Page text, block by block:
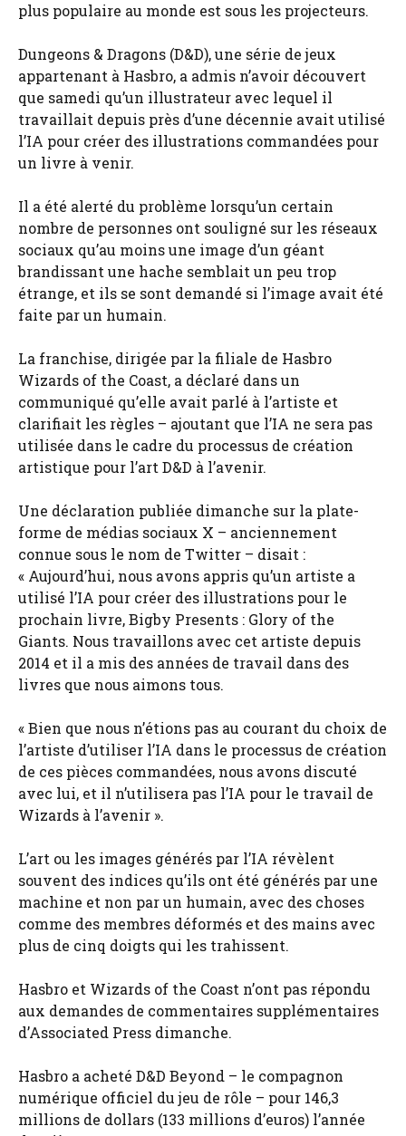
plus populaire au monde est sous les projecteurs.
Dungeons & Dragons (D&D), une série de jeux
appartenant à Hasbro, a admis n’avoir découvert
que samedi qu’un illustrateur avec lequel il
travaillait depuis près d’une décennie avait utilisé
l’IA pour créer des illustrations commandées pour
un livre à venir.
Il a été alerté du problème lorsqu’un certain
nombre de personnes ont souligné sur les réseaux
sociaux qu’au moins une image d’un géant
brandissant une hache semblait un peu trop
étrange, et ils se sont demandé si l’image avait été
faite par un humain.
La franchise, dirigée par la filiale de Hasbro
Wizards of the Coast, a déclaré dans un
communiqué qu’elle avait parlé à l’artiste et
clarifiait les règles – ajoutant que l’IA ne sera pas
utilisée dans le cadre du processus de création
artistique pour l’art D&D à l’avenir.
Une déclaration publiée dimanche sur la plate-
forme de médias sociaux X – anciennement
connue sous le nom de Twitter – disait :
« Aujourd’hui, nous avons appris qu’un artiste a
utilisé l’IA pour créer des illustrations pour le
prochain livre, Bigby Presents : Glory of the
Giants. Nous travaillons avec cet artiste depuis
2014 et il a mis des années de travail dans des
livres que nous aimons tous.
« Bien que nous n’étions pas au courant du choix de
l’artiste d’utiliser l’IA dans le processus de création
de ces pièces commandées, nous avons discuté
avec lui, et il n’utilisera pas l’IA pour le travail de
Wizards à l’avenir ».
L’art ou les images générés par l’IA révèlent
souvent des indices qu’ils ont été générés par une
machine et non par un humain, avec des choses
comme des membres déformés et des mains avec
plus de cinq doigts qui les trahissent.
Hasbro et Wizards of the Coast n’ont pas répondu
aux demandes de commentaires supplémentaires
d’Associated Press dimanche.
Hasbro a acheté D&D Beyond – le compagnon
numérique officiel du jeu de rôle – pour 146,3
millions de dollars (133 millions d’euros) l’année